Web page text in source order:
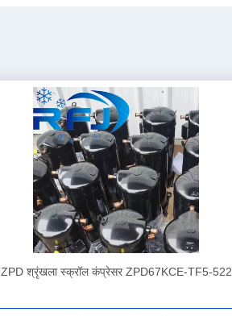
ZPD श्रृंखला स्क्रॉल कंप्रेसर ZPD67KCE-TF5-522